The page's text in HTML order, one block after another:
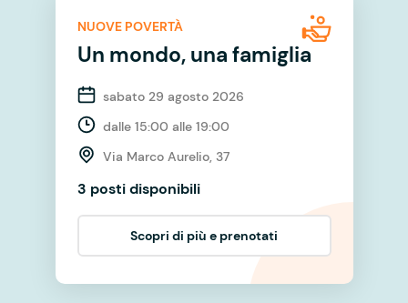
NUOVE POVERTÀ
Un mondo, una famiglia
sabato 29 agosto 2026
dalle 15:00 alle 19:00
Via Marco Aurelio, 37
3 posti disponibili
Scopri di più e prenotati